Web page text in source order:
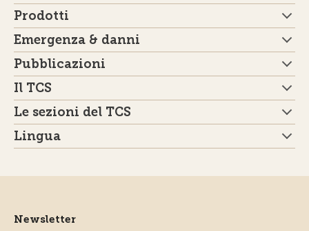
Prodotti
Emergenza & danni
Pubblicazioni
Il TCS
Le sezioni del TCS
Lingua
Newsletter